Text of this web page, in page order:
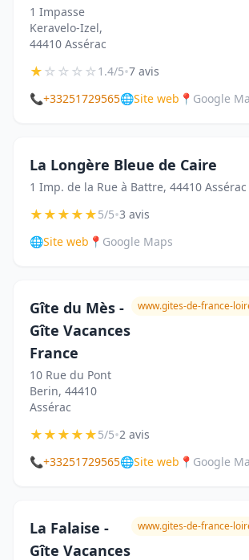
1 Impasse
Keravelo-Izel,
44410 Assérac
★☆☆☆☆1.4/5•7 avis
📞+33251729565🌐Site web 📍 Google
La Longère Bleue de Caire
1 Imp. de la Rue à Battre, 44410 Assérac
★★★★★5/5•3 avis
🌐Site web 📍 Google Maps
Gîte du Mès -
Gîte Vacances
France
10 Rue du Pont
Berin, 44410
Assérac
www.gites-de-france-
★★★★★5/5•2 avis
📞+33251729565🌐Site web 📍 Google
La Falaise -
Gîte Vacances
www.gites-de-france-